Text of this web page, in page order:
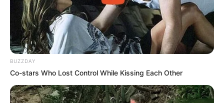
ความเชื่อที่ 7 เป็นความเชื่อของชาวโรมันโบราณ ที่ห้าม
แต่งงานเดือนพฤษภาคม เพราะถือว่าเป็นวันที่พวกนอกรีต
นอกศาสนาจะจัดพิธีเฉลิมฉลอง จึงไม่เหมาะที่จะเริ่มต้น
ชีวิตคู่ เพราะว่าจะถือว่าเป็นพวกนอกรีตได้
BUZZDAY
Co-stars Who Lost Control While Kissing Each Other